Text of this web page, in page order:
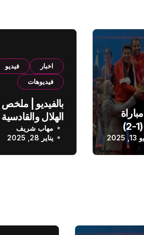
الهلال والقادسية (1-2)
اخبار
فيديو
فيديوهات
بالفيديو | ملخص
الدوري السعودي
مهاب شريف
يناير 28, 2025